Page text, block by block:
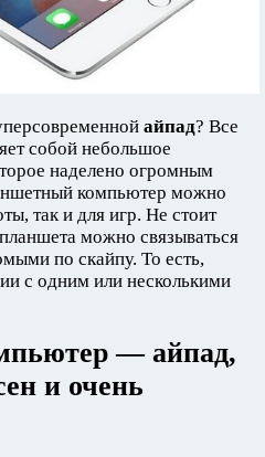
айпад? Все
собой небольшое
наделено огромным
компьютер можно
так и для игр. Не стоит
можно связываться
по скайпу. То есть,
с одним или несколькими
— айпад,
и очень